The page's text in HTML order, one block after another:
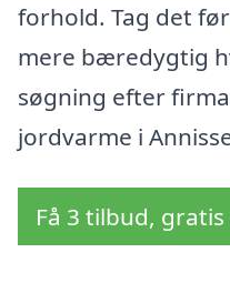
forhold. Tag det
mere bæredygtig
søgning efter
jordvarme i
Få 3 tilbud,